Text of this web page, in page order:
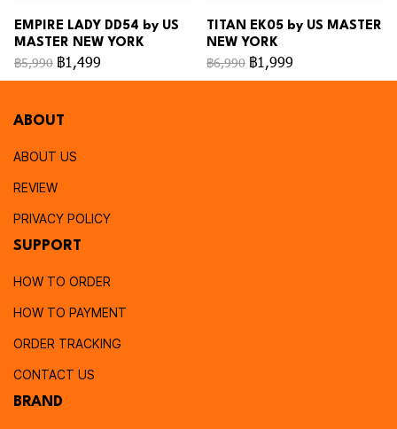
EMPIRE LADY DD54 by US
MASTER NEW YORK
฿5,990 ฿1,499
TITAN EK05 by US MASTER
NEW YORK
฿6,990 ฿1,999
ABOUT
ABOUT US
REVIEW
PRIVACY POLICY
SUPPORT
HOW TO ORDER
HOW TO PAYMENT
ORDER TRACKING
CONTACT US
BRAND